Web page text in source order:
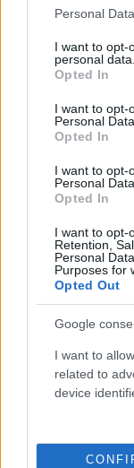
Please note that
not limited to
grant or deny
use your data for
consent section.
Personal
I want to opt-
personal data.
Opted In
I want to opt-
Personal Data.
Opted In
I want to opt-
Personal
Opted In
I want to opt-
Retention,
Personal
Purposes for
Opted Out
Google
I want to
related to
device
Αντώνης Ρέμος
Θέλω» με Mente
Andrew
Αφιέρωμα στην
«Ανατροπή»,
Ήβη Αδάμου –
Λένα Ζευγαρά –
Ελένη
FY και Mente
Γιώργος
Έλλη Κοκκίνου
Τόσα Να Σου
Κατερίνα
Στέλιο & Άγγελο
Καίτη Γαρμπή –
Πέτρος